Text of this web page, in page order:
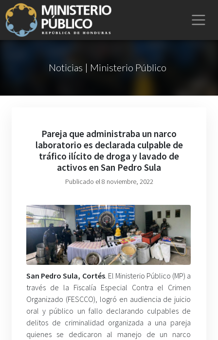
Noticias | Ministerio Público
Pareja que administraba un narco
laboratorio es declarada culpable de
tráfico ilícito de droga y lavado de
activos en San Pedro Sula
Publicado el 8 noviembre, 2022
San Pedro Sula, Cortés. El Ministerio Público (MP) a
través de la Fiscalía Especial Contra el Crimen
Organizado (FESCCO), logró en audiencia de juicio
oral y público un fallo declarando culpables de
delitos de criminalidad organizada a una pareja
quienes se dedicaron al manejo de un narco